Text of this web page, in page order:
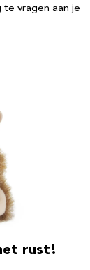
te vragen aan je
rust!